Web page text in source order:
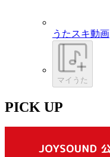
うたスキ動画
マイうた
PICK UP